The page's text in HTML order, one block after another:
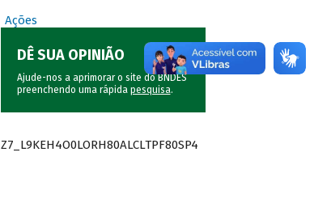
Ações
DÊ SUA OPINIÃO
Ajude-nos a aprimorar o site do BNDES
preenchendo uma rápida pesquisa.
Z7_L9KEH4O0LORH80ALCLTPF80SP4